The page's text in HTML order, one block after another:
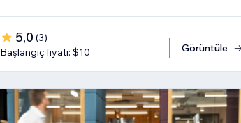
5,0 (3)
Başlangıç fiyatı: $10
Görüntüle